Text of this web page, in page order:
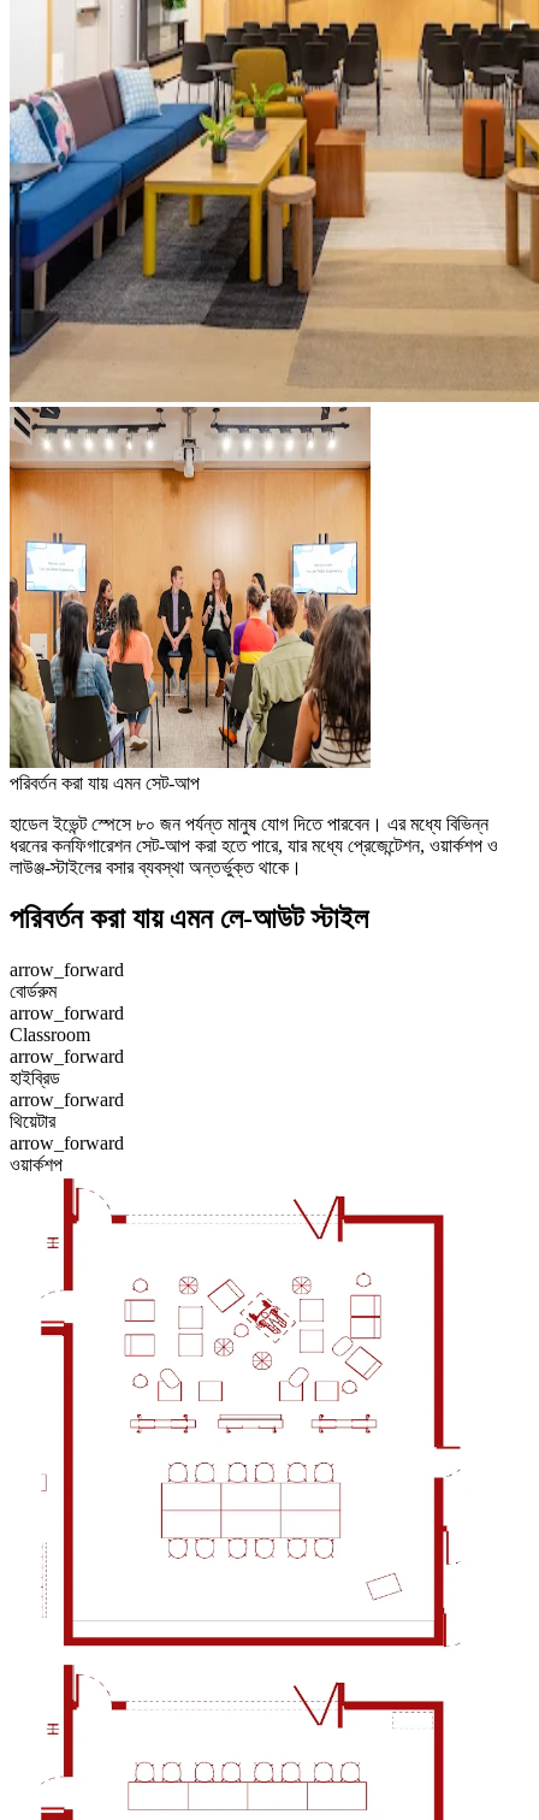
পরিবর্তন করা যায় এমন সেট-আপ
হাডেল ইভেন্ট স্পেসে ৮০ জন পর্যন্ত মানুষ যোগ দিতে পারবেন। এর মধ্যে বিভিন্ন
ধরনের কনফিগারেশন সেট-আপ করা হতে পারে, যার মধ্যে প্রেজেন্টেশন, ওয়ার্কশপ ও
লাউঞ্জ-স্টাইলের বসার ব্যবস্থা অন্তর্ভুক্ত থাকে।
পরিবর্তন করা যায় এমন লে-আউট স্টাইল
arrow_forward
বোর্ডরুম
arrow_forward
Classroom
arrow_forward
হাইব্রিড
arrow_forward
থিয়েটার
arrow_forward
ওয়ার্কশপ